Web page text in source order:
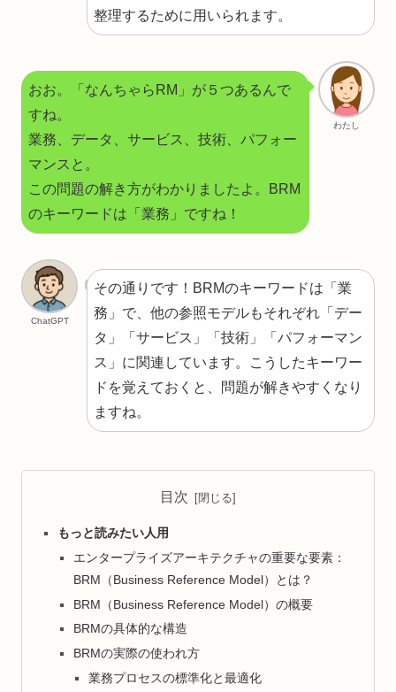
整理するために用いられます。
わたし
おお。「なんちゃらRM」が５つあるんで
すね。
業務、データ、サービス、技術、パフォー
マンスと。
この問題の解き方がわかりましたよ。BRM
のキーワードは「業務」ですね！
ChatGPT
その通りです！BRMのキーワードは「業
務」で、他の参照モデルもそれぞれ「デー
タ」「サービス」「技術」「パフォーマン
ス」に関連しています。こうしたキーワー
ドを覚えておくと、問題が解きやすくなり
ますね。
目次
もっと読みたい人用
エンタープライズアーキテクチャの重要な要素：
BRM（Business Reference Model）とは？
BRM（Business Reference Model）の概要
BRMの具体的な構造
BRMの実際の使われ方
業務プロセスの標準化と最適化